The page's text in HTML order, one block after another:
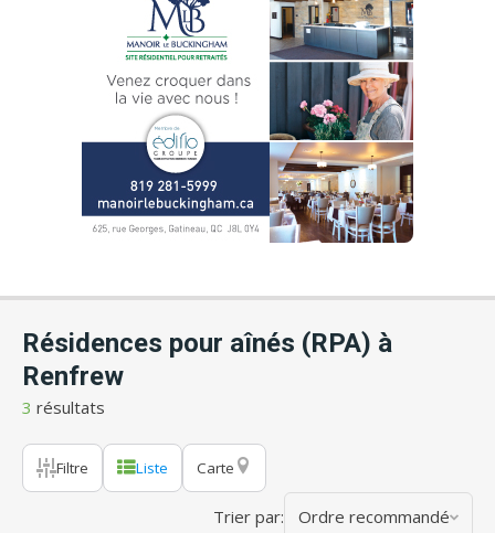
Résidences pour aînés (RPA) à
Renfrew
3 résultats
Filtre Liste Carte
Trier par: Ordre recommandé